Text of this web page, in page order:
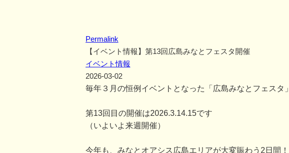
Permalink
【イベント情報】第13回広島みなとフェスタ開催
イベント情報
2026-03-02
毎年３月の恒例イベントとなった「広島みなとフェスタ」
第13回目の開催は2026.3.14.15です
（いよいよ来週開催）
今年も、みなとオアシス広島エリアが大変賑わう2日間！